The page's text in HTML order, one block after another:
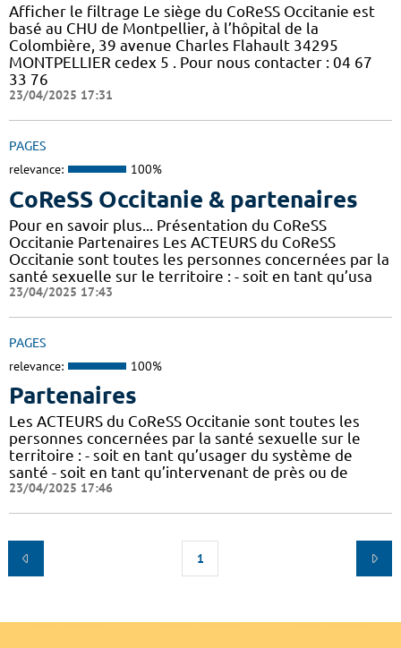
Afficher le filtrage Le siège du CoReSS Occitanie est
basé au CHU de Montpellier, à l’hôpital de la
Colombière, 39 avenue Charles Flahault 34295
MONTPELLIER cedex 5 . Pour nous contacter : 04 67
33 76
23/04/2025 17:31
PAGES
relevance: 100%
CoReSS Occitanie & partenaires
Pour en savoir plus... Présentation du CoReSS
Occitanie Partenaires Les ACTEURS du CoReSS
Occitanie sont toutes les personnes concernées par la
santé sexuelle sur le territoire : - soit en tant qu’usa
23/04/2025 17:43
PAGES
relevance: 100%
Partenaires
Les ACTEURS du CoReSS Occitanie sont toutes les
personnes concernées par la santé sexuelle sur le
territoire : - soit en tant qu’usager du système de
santé - soit en tant qu’intervenant de près ou de
23/04/2025 17:46
1